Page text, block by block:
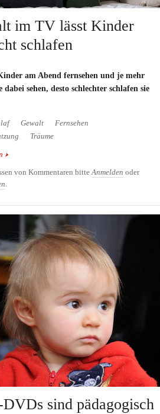
im TV lässt Kinder
schlafen
am Abend fernsehen und je mehr
dabei sehen, desto schlechter schlafen sie
Gewalt
Fernsehen
Träume
über Gewalt im TV lässt Kinder schlecht schlafen
von Kommentaren bitteAnmelden oder
.
sind pädagogisch